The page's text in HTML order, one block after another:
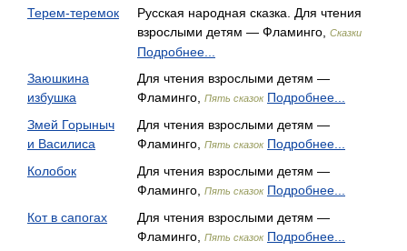
Терем-теремок
Русская народная сказка. Для чтения
взрослыми детям — Фламинго,
Сказки
Подробнее...
Заюшкина
избушка
Для чтения взрослыми детям —
Фламинго,
Пять сказок Подробнее...
Змей Горыныч
и Василиса
Для чтения взрослыми детям —
Фламинго,
Пять сказок Подробнее...
Колобок
Для чтения взрослыми детям —
Фламинго,
Пять сказок Подробнее...
Кот в сапогах
Для чтения взрослыми детям —
Фламинго,
Пять сказок Подробнее...